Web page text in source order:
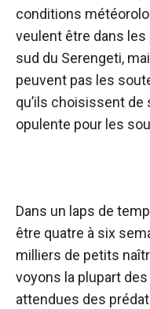
conditions
veulent être dans les
sud du Serengeti,
peuvent pas les
qu’ils choisissent de
opulente pour les
Dans un laps de
être quatre à six
milliers de petits
voyons la plupart
attendues des